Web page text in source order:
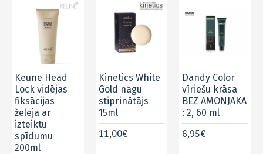
Keune Head
Lock vidējas
fiksācijas
želeja ar
izteiktu
spīdumu
200ml
Kinetics White
Gold nagu
stiprinātājs
15ml
11,00€
Dandy Color
vīriešu krāsa
BEZ AMONJAKA
: 2, 60 ml
6,95€